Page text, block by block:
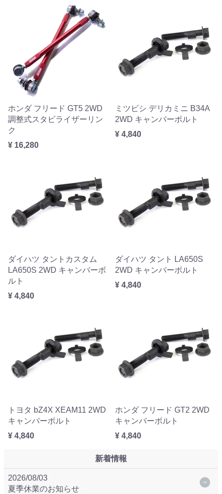
ホンダ フリード GT5 2WD
調整式スタビライザーリン
ク
¥ 16,280
ミツビシ デリカミニ B34A
2WD キャンバーボルト
¥ 4,840
ダイハツ タントカスタム
LA650S 2WD キャンバーボ
ルト
¥ 4,840
ダイハツ タント LA650S
2WD キャンバーボルト
¥ 4,840
トヨタ bZ4X XEAM11 2WD
キャンバーボルト
¥ 4,840
ホンダ フリード GT2 2WD
キャンバーボルト
¥ 4,840
新着情報
2026/08/03
夏季休業のお知らせ